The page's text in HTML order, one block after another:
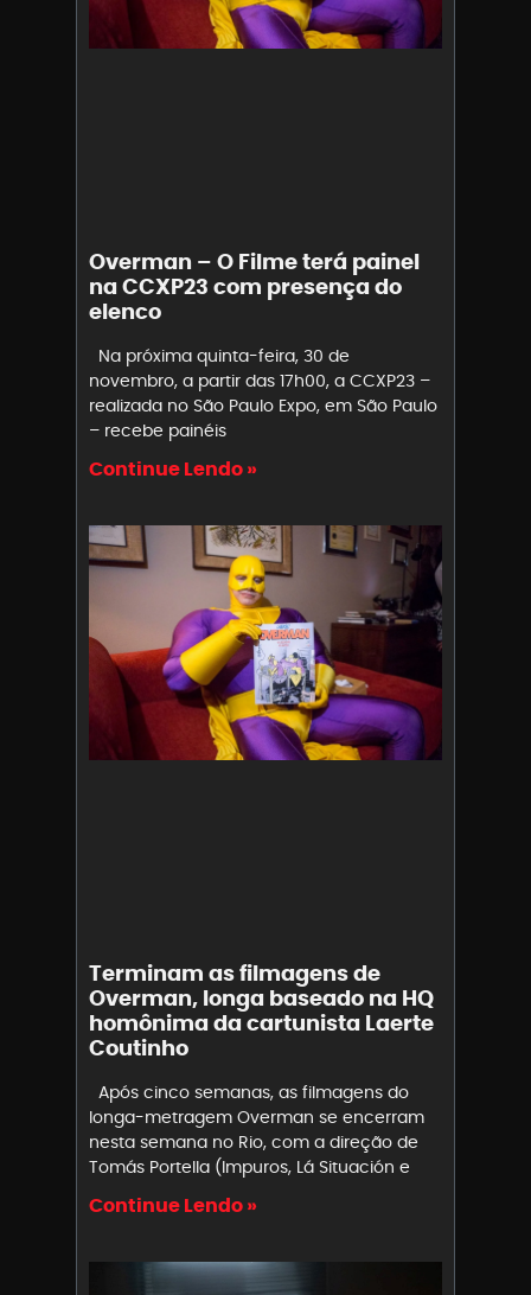
Overman – O Filme terá painel
na CCXP23 com presença do
elenco
Na próxima quinta-feira, 30 de
novembro, a partir das 17h00, a CCXP23 –
realizada no São Paulo Expo, em São Paulo
– recebe painéis
Continue Lendo »
Terminam as filmagens de
Overman, longa baseado na HQ
homônima da cartunista Laerte
Coutinho
Após cinco semanas, as filmagens do
longa-metragem Overman se encerram
nesta semana no Rio, com a direção de
Tomás Portella (Impuros, Lá Situación e
Continue Lendo »